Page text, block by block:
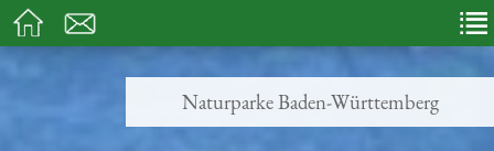
Naturparke Baden-Württemberg